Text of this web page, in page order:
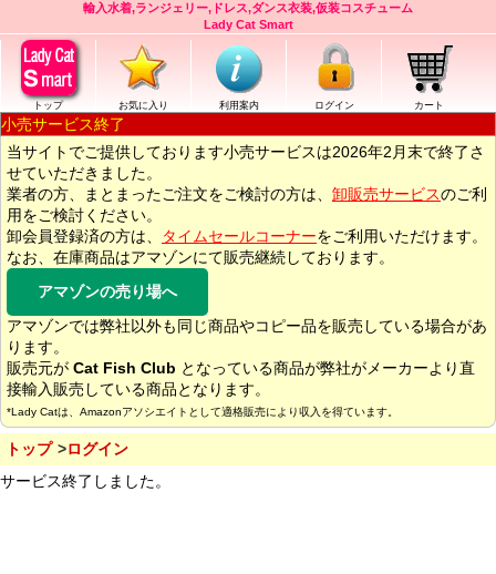
輸入水着,ランジェリー,ドレス,ダンス衣装,仮装コスチューム
Lady Cat Smart
トップ お気に入り 利用案内 ログイン カート
小売サービス終了
当サイトでご提供しております小売サービスは2026年2月末で終了さ
せていただきました。
業者の方、まとまったご注文をご検討の方は、 卸販売サービスのご利
用をご検討ください。
卸会員登録済の方は、
タイムセールコーナーをご利用いただけます。
なお、在庫商品はアマゾンにて販売継続しております。
アマゾンの売り場へ
アマゾンでは弊社以外も同じ商品やコピー品を販売している場合があ
ります。
販売元が Cat Fish Club となっている商品が弊社がメーカーより直
接輸入販売している商品となります。
*Lady Catは、Amazonアソシエイトとして適格販売により収入を得ています。
トップ
ログイン
サービス終了しました。